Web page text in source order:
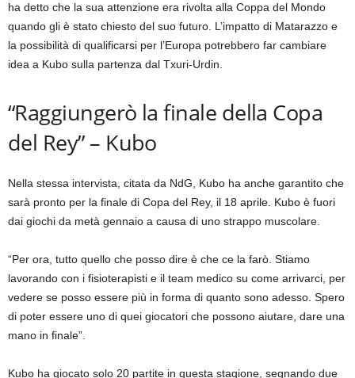
ha detto che la sua attenzione era rivolta alla Coppa del Mondo
quando gli è stato chiesto del suo futuro. L’impatto di Matarazzo e
la possibilità di qualificarsi per l’Europa potrebbero far cambiare
idea a Kubo sulla partenza dal Txuri-Urdin.
“Raggiungerò la finale della Copa
del Rey” – Kubo
Nella stessa intervista, citata da NdG, Kubo ha anche garantito che
sarà pronto per la finale di Copa del Rey, il 18 aprile. Kubo è fuori
dai giochi da metà gennaio a causa di uno strappo muscolare.
“Per ora, tutto quello che posso dire è che ce la farò. Stiamo
lavorando con i fisioterapisti e il team medico su come arrivarci, per
vedere se posso essere più in forma di quanto sono adesso. Spero
di poter essere uno di quei giocatori che possono aiutare, dare una
mano in finale”.
Kubo ha giocato solo 20 partite in questa stagione, segnando due